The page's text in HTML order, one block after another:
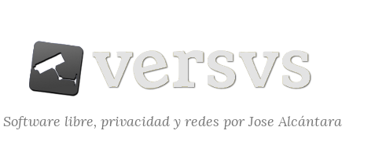
Software libre, privacidad y redes por Jose Alcántara